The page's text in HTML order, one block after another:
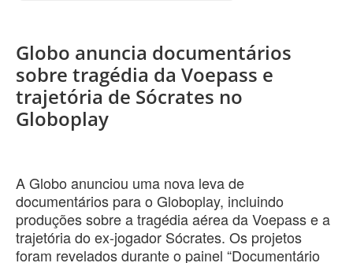
Globo anuncia documentários
sobre tragédia da Voepass e
trajetória de Sócrates no
Globoplay
A Globo anunciou uma nova leva de
documentários para o Globoplay, incluindo
produções sobre a tragédia aérea da Voepass e a
trajetória do ex-jogador Sócrates. Os projetos
foram revelados durante o painel “Documentário